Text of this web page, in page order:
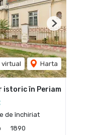
virtual Harta
Next
istoric în Periam
de închiriat
1890